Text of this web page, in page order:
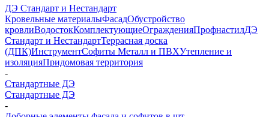
ДЭ Стандарт и Нестандарт
Кровельные материалыФасадОбустройство
кровлиВодостокКомплектующиеОгражденияПрофнастилДЭ
Стандарт и НестандартТеррасная доска
(ДПК)ИнструментСофиты Металл и ПВХУтепление и
изоляцияПридомовая территория
-
Стандартные ДЭ
Стандартные ДЭ
-